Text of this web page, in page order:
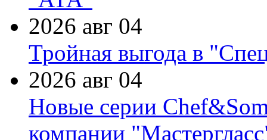
2026 авг 04
Тройная выгода в
2026 авг 04
Новые серии
компании